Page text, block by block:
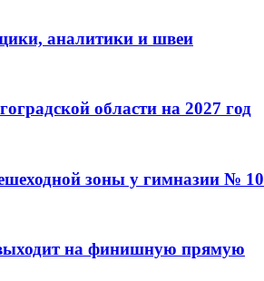
аналитики и швеи
области на 2027 год
зоны у гимназии № 10
на финишную прямую